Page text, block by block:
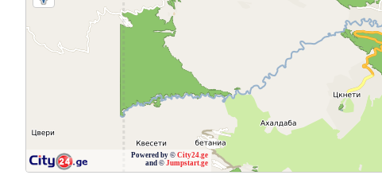
Powered by © City24.ge
and © Jumpstart.ge